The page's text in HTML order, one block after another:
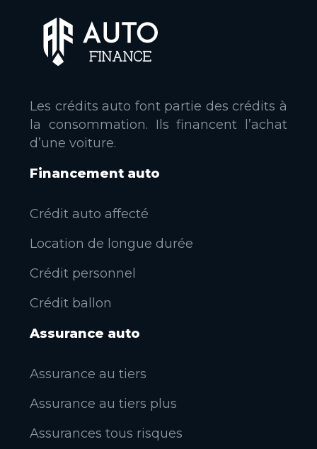
Les crédits auto font partie des crédits à
la consommation. Ils financent l’achat
d’une voiture.
Financement auto
Crédit auto affecté
Location de longue durée
Crédit personnel
Crédit ballon
Assurance auto
Assurance au tiers
Assurance au tiers plus
Assurances tous risques